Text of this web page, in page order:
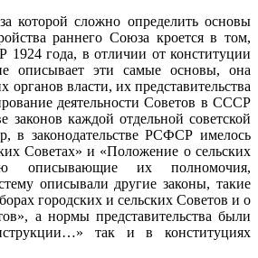
которой сложно определить основы
раннего Союза кроется в том,
1924 года, в отличии от конституции
описывает эти самые основы, она
органов власти, их представительства
деятельности Советов в СССР
законов каждой отдельной советской
в законодательстве РСФСР имелось
Советах» и «Положение о сельских
описывающие их полномочия,
описывали другие законы, такие
городских и сельских Советов и о
а нормы представительства были
так и в конституциях